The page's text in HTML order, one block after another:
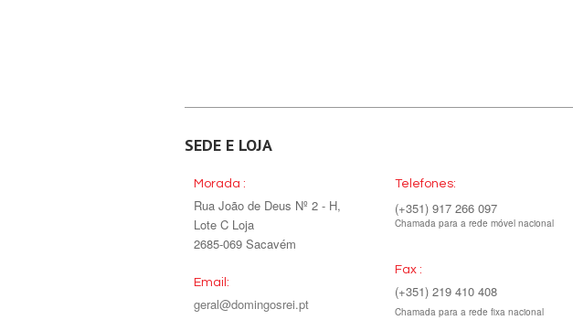
SEDE E LOJA
Morada :
Rua João de Deus Nº 2 - H,
Lote C Loja
2685-069 Sacavém
Email:
geral@domingosrei.pt
Telefones:
(+351) 917 266 097
Chamada para a rede móvel nacional
Fax :
(+351) 219 410 408
Chamada para a rede fixa nacional